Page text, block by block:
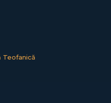
Teofanică